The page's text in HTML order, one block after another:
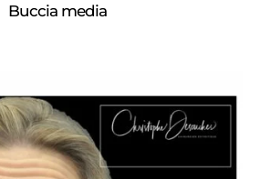
Buccia media